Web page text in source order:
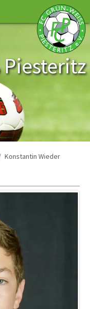
Piesteritz
Konstantin Wieder